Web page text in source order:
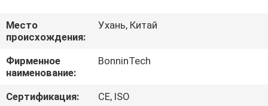
ВИДЕО
О
НАС
Место
происхождения:
Ухань, Китай
Фирменное
наименование:
BonninTech
Сертификация:
CE, ISO